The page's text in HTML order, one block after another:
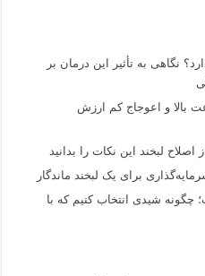
نگاهی به تأثیر این درمان بر
بالا و اعوجاج کم ارزش
لبخند این نکات را بدانید
برای یک لبخند ماندگار
شیدی انتخاب کنیم که با